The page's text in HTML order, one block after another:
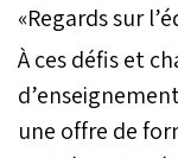
«Regards sur
À ces défis et
une offre de